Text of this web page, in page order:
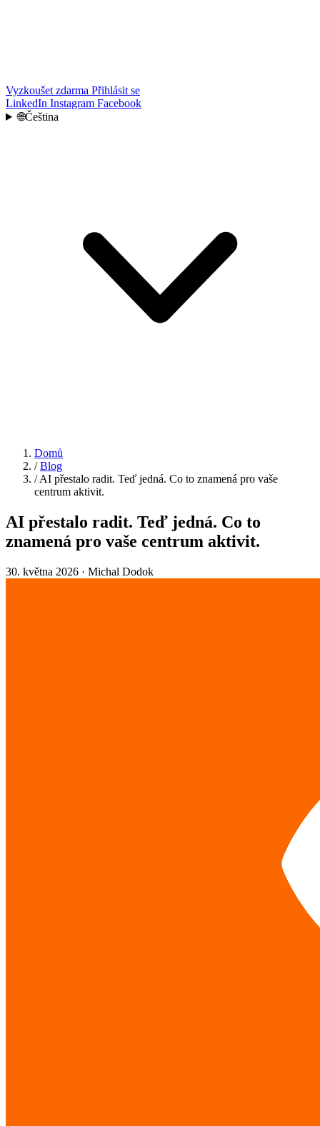
Vyzkoušet zdarma Přihlásit se
LinkedIn Instagram Facebook
🌐Čeština
Domů
/ Blog
/ AI přestalo radit. Teď jedná. Co to znamená pro vaše
centrum aktivit.
AI přestalo radit. Teď jedná. Co to
znamená pro vaše centrum aktivit.
30. května 2026 · Michal Dodok